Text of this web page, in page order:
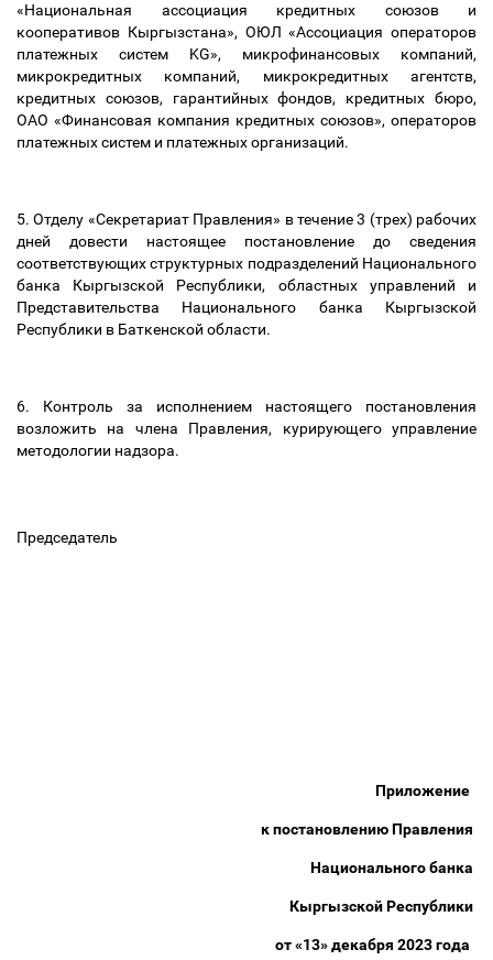
«Национальная ассоциация кредитных союзов и
кооперативов Кыргызстана», ОЮЛ «Ассоциация операторов
платежных систем KG», микрофинансовых компаний,
микрокредитных компаний, микрокредитных агентств,
кредитных союзов, гарантийных фондов, кредитных бюро,
ОАО «Финансовая компания кредитных союзов», операторов
платежных систем и платежных организаций.
5. Отделу «Секретариат Правления» в течение 3 (трех) рабочих
дней довести настоящее постановление до сведения
соответствующих структурных подразделений Национального
банка Кыргызской Республики, областных управлений и
Представительства Национального банка Кыргызской
Республики в Баткенской области.
6. Контроль за исполнением настоящего постановления
возложить на члена Правления, курирующего управление
методологии надзора.
Председатель
Приложение
к постановлению Правления
Национального банка
Кыргызской Республики
от «13» декабря 2023 года